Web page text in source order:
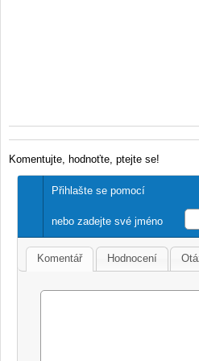
Komentujte, hodnoťte, ptejte se!
Přihlašte se pomocí
nebo zadejte své jméno
Komentář Hodnocení